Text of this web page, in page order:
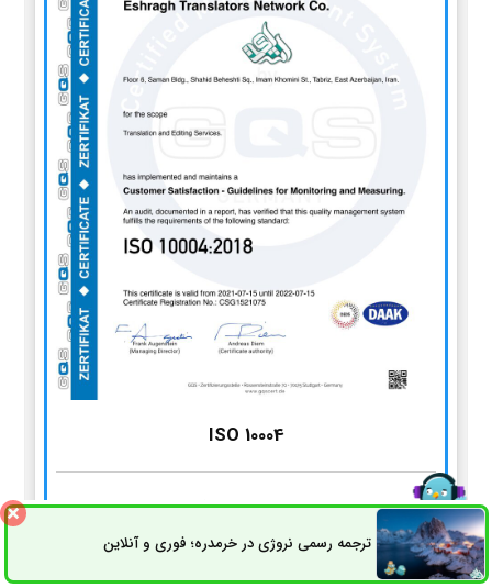
ISO 10004
استاندارد سیستم مدیریت پایش و اندازه‌گیری رضایت مشتریان
ترجمه رسمی نروژی در خرمدره؛ فوری و آنلاینثبت سفارش راه های ارتباطی